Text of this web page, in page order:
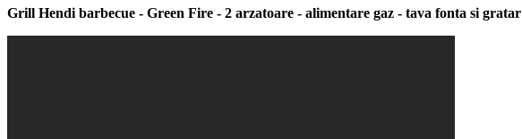
Grill Hendi barbecue - Green Fire - 2 arzatoare - alimentare gaz - tava fonta si gratar